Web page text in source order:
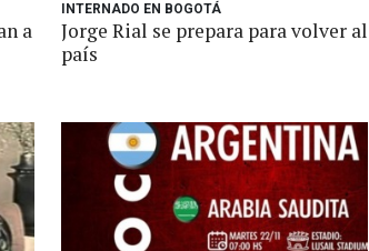
a
INTERNADO EN BOGOTÁ
Jorge Rial se prepara para volver al
país